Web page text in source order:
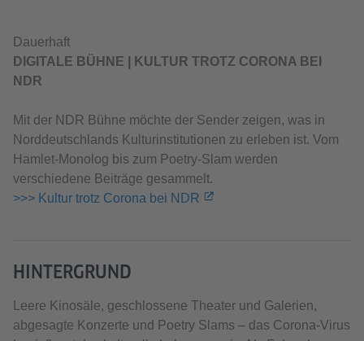
Dauerhaft
DIGITALE BÜHNE | KULTUR TROTZ CORONA BEI
NDR
Mit der NDR Bühne möchte der Sender zeigen, was in
Norddeutschlands Kulturinstitutionen zu erleben ist. Vom
Hamlet-Monolog bis zum Poetry-Slam werden
verschiedene Beiträge gesammelt.
>>> Kultur trotz Corona bei NDR
HINTERGRUND
Leere Kinosäle, geschlossene Theater und Galerien,
abgesagte Konzerte und Poetry Slams – das Corona-Virus